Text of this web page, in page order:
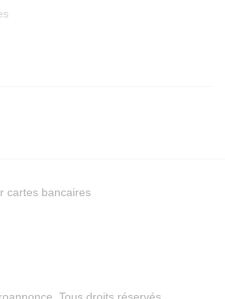
Tous droits réservés.
cartes bancaires